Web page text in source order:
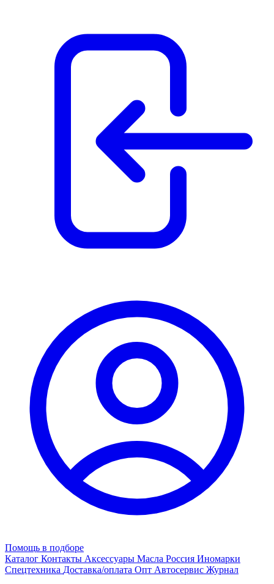
Помощь в подборе
Каталог Контакты Аксессуары Масла Россия Иномарки
Спецтехника Доставка/оплата Опт Автосервис Журнал